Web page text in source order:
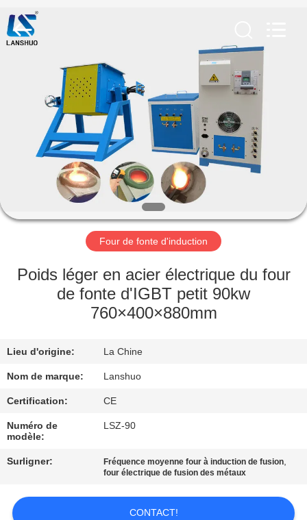
MAISON
PRODUITS
SUJET
DE
NOUS
VISITE
D'USINE
DE
QUALITÉ
CONTACTEZ-
NOUS
Lanshuo
Electronics
Co.,
Ltd.
All
Four de fonte d'induction
Poids léger en acier électrique du four
de fonte d'IGBT petit 90kw
760×400×880mm
Lieu d'origine: La Chine
Nom de marque: Lanshuo
Certification: CE
Numéro de
modèle:
LSZ-90
Surligner: Fréquence moyenne four à induction de fusion,
four électrique de fusion des métaux
CONTACT!